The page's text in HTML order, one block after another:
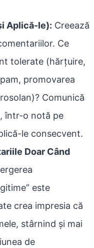
Aplică-le): Creează
Ce
tolerate (hărțuire,
promovarea
Comunică
într-o notă pe
le consecvent.
Doar Când
este
crea impresia că
stârnind și mai
de